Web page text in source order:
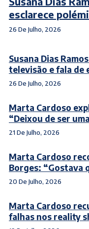
esclarece
26 De Julho, 2026
Susana Dias
televisão e fala de
26 De Julho, 2026
Marta Cardoso
“Deixou de ser
21 De Julho, 2026
Marta Cardoso
Borges: “Gostava
20 De Julho, 2026
Marta Cardoso
falhas nos reality